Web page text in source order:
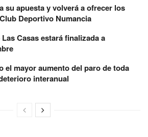
su apuesta y volverá a ofrecer los
Deportivo Numancia
Casas estará finalizada a
el mayor aumento del paro de toda
interanual